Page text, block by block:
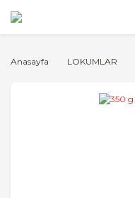
Anasayfa LOKUMLAR